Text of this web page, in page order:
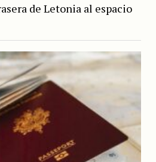
de Letonia al espacio